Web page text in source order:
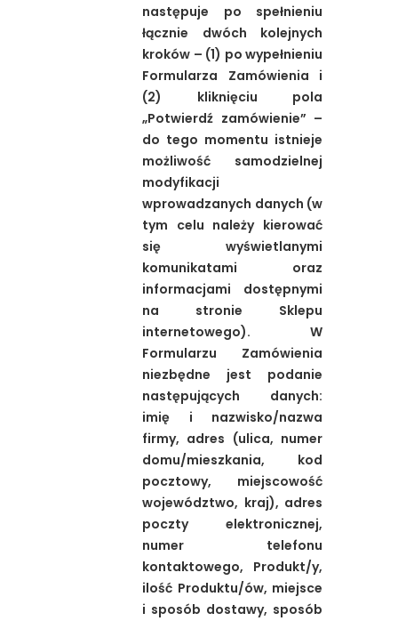
następuje po spełnieniu
łącznie dwóch kolejnych
kroków – (1) po wypełnieniu
Formularza Zamówienia i
(2) kliknięciu pola
„Potwierdź zamówienie” –
do tego momentu istnieje
możliwość samodzielnej
modyfikacji
wprowadzanych danych (w
tym celu należy kierować
się wyświetlanymi
komunikatami oraz
informacjami dostępnymi
na stronie Sklepu
internetowego). W
Formularzu Zamówienia
niezbędne jest podanie
następujących danych:
imię i nazwisko/nazwa
firmy, adres (ulica, numer
domu/mieszkania, kod
pocztowy, miejscowość
województwo, kraj), adres
poczty elektronicznej,
numer telefonu
kontaktowego, Produkt/y,
ilość Produktu/ów, miejsce
i sposób dostawy, sposób